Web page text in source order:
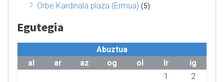
Orbe Kardinala plaza (Ermua) (5)
Egutegia
Abuztua
al
ar az og ol lr
ig
1
2